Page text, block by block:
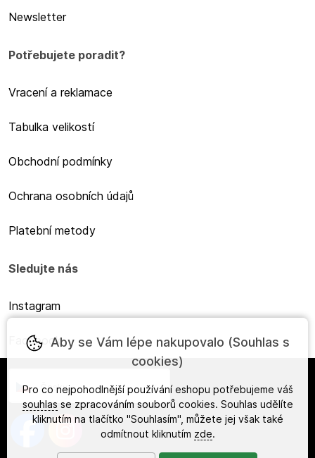
Newsletter
Potřebujete poradit?
Vracení a reklamace
Tabulka velikostí
Obchodní podmínky
Ochrana osobních údajů
Platební metody
Sledujte nás
Instagram
Facebook
Česky
Aby se Vám lépe nakupovalo (Souhlas s
cookies)
Pro co nejpohodlnější používání eshopu potřebujeme váš
souhlas se zpracováním souborů cookies. Souhlas udělíte
kliknutím na tlačítko "Souhlasím", můžete jej však také
odmítnout kliknutím zde.